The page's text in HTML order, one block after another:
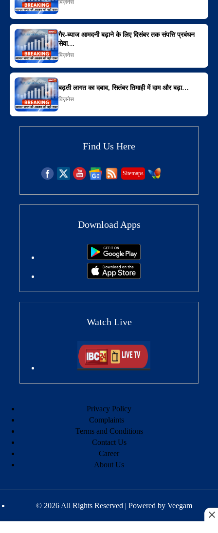
बिज़नेस
गैर-ब्याज आमदनी बढ़ाने के लिए दिसंबर तक संपत्ति प्रबंधन
सेवा…
बिज़नेस
बढ़ती लागत का दबाव, सितंबर तिमाही में दाम और बढ़ा…
बिज़नेस
Find Us Here
Sitemaps
Download Apps
Watch Live
Privacy Policy
Complaints
Terms and Conditions
Contact Us
Career
About Us
© 2026 All Rights Reserved | Powered by Veegam